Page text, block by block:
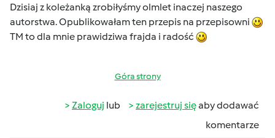
Dzisiaj z koleżanką zrobiłyśmy olmlet inaczej naszego
autorstwa. Opublikowałam ten przepis na przepisowni
TM to dla mnie prawidziwa frajda i radość
Góra strony
Zaloguj lub zarejestruj sięaby dodawać
komentarze